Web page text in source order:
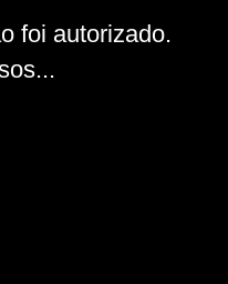
foi autorizado.